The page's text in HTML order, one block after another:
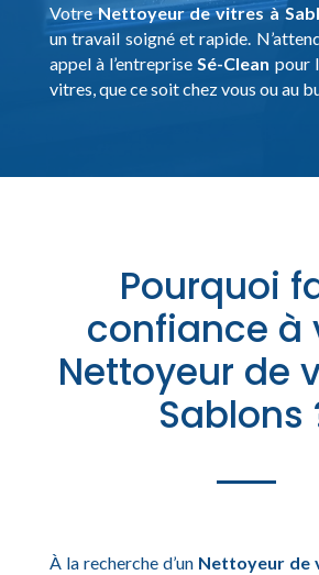
VotreNettoyeur de vitres à
un travail soigné et rapide.
appel à l’entreprise Sé-Clean pour
vitres, que ce soit chez vous ou au
Pourquoi
confiance à
Nettoyeur de
Sablons
À la recherche d’un Nettoyeur de